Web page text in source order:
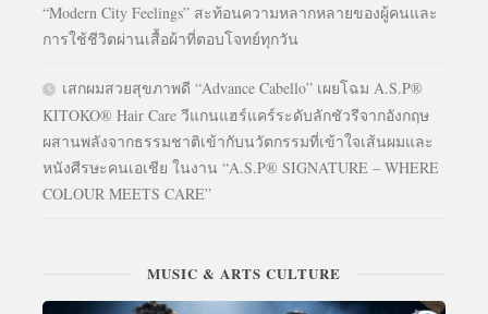
“Modern City Feelings” สะท้อนความหลากหลายของผู้คนและ
การใช้ชีวิตผ่านเสื้อผ้าที่ตอบโจทย์ทุกวัน
เสกผมสวยสุขภาพดี “Advance Cabello” เผยโฉม A.S.P®
KITOKO® Hair Care วีแกนแฮร์แคร์ระดับลักชัวรีจากอังกฤษ
ผสานพลังจากธรรมชาติเข้ากับนวัตกรรมที่เข้าใจเส้นผมและ
หนังศีรษะคนเอเชีย ในงาน “A.S.P® SIGNATURE – WHERE
COLOUR MEETS CARE”
MUSIC & ARTS CULTURE